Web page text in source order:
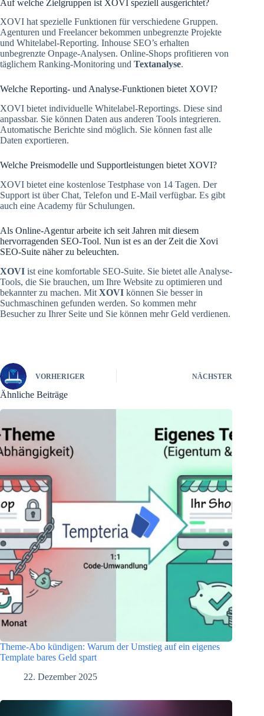
Auf welche Zielgruppen ist XOVI speziell ausgerichtet?
XOVI hat spezielle Funktionen für verschiedene Gruppen.
Agenturen und Freelancer bekommen unbegrenzte Projekte
und Whitelabel-Reporting. Inhouse SEO’s erhalten
unbegrenzte Onpage-Analysen. Online-Shops profitieren von
täglichem Ranking-Monitoring und Textanalyse.
Welche Reporting- und Analyse-Funktionen bietet XOVI?
XOVI bietet individuelle Whitelabel-Reportings. Diese sind
anpassbar. Sie können Daten aus anderen Tools integrieren.
Automatische Berichte sind möglich. Sie können fast alle
Daten exportieren.
Welche Preismodelle und Supportleistungen bietet XOVI?
XOVI bietet eine kostenlose Testphase von 14 Tagen. Der
Support ist über Chat, Telefon und E-Mail verfügbar. Es gibt
auch eine Academy für Schulungen.
Als Online-Agentur arbeite ich seit Jahren mit diesem
hervorragenden SEO-Tool. Nun ist es an der Zeit die Xovi
SEO-Suite näher zu beleuchten.
XOVI ist eine komfortable SEO-Suite. Sie bietet alle Analyse-
Tools, die Sie brauchen, um Ihre Website zu optimieren und
bekannter zu machen. Mit XOVI können Sie besser in
Suchmaschinen gefunden werden. So kommen mehr
Besucher zu Ihrer Seite und Sie können mehr Geld verdienen.
VORHERIGER NÄCHSTER
Ähnliche Beiträge
Theme-Abo kündigen: Warum der Umstieg auf ein eigenes
Template bares Geld spart
22. Dezember 2025